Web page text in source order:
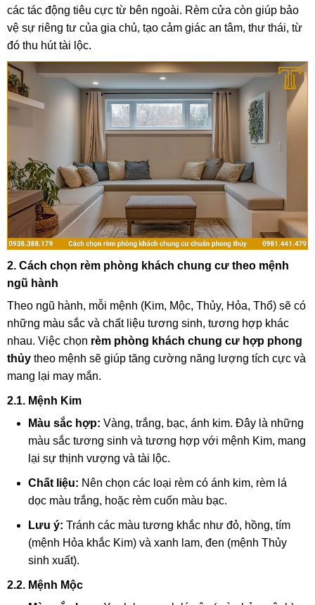
các tác động tiêu cực từ bên ngoài. Rèm cửa còn giúp bảo
vệ sự riêng tư của gia chủ, tạo cảm giác an tâm, thư thái, từ
đó thu hút tài lộc.
2. Cách chọn rèm phòng khách chung cư theo mệnh
ngũ hành
Theo ngũ hành, mỗi mệnh (Kim, Mộc, Thủy, Hỏa, Thổ) sẽ có
những màu sắc và chất liệu tương sinh, tương hợp khác
nhau. Việc chọn rèm phòng khách chung cư hợp phong
thủy theo mệnh sẽ giúp tăng cường năng lượng tích cực và
mang lại may mắn.
2.1. Mệnh Kim
Màu sắc hợp: Vàng, trắng, bạc, ánh kim. Đây là những
màu sắc tương sinh và tương hợp với mệnh Kim, mang
lại sự thịnh vượng và tài lộc.
Chất liệu: Nên chọn các loại rèm có ánh kim, rèm lá
dọc màu trắng, hoặc rèm cuốn màu bạc.
Lưu ý: Tránh các màu tương khắc như đỏ, hồng, tím
(mệnh Hỏa khắc Kim) và xanh lam, đen (mệnh Thủy
sinh xuất).
2.2. Mệnh Mộc